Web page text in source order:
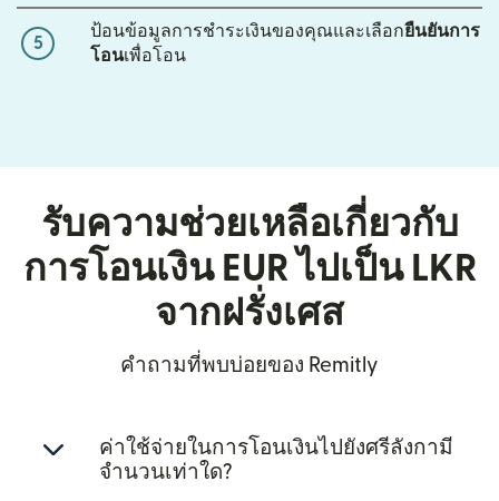
5
ป้อนข้อมูลการชำระเงินของคุณและเลือกยืนยันการ
โอนเพื่อโอน
รับความช่วยเหลือเกี่ยวกับ
การโอนเงิน EUR ไปเป็น LKR
จากฝรั่งเศส
คำถามที่พบบ่อยของ Remitly
ค่าใช้จ่ายในการโอนเงินไปยังศรีลังกามี
จำนวนเท่าใด?